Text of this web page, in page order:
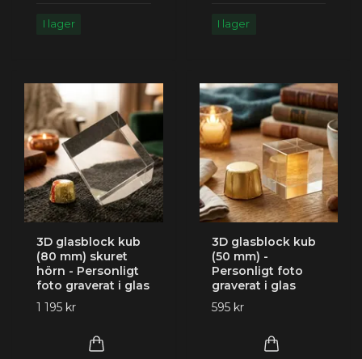
I lager I lager
3D glasblock kub
(80 mm) skuret
hörn - Personligt
foto graverat i glas
1 195 kr
3D glasblock kub
(50 mm) -
Personligt foto
graverat i glas
595 kr